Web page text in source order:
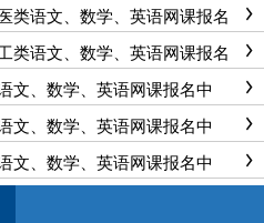
类语文、数学、英语网课报名
类语文、数学、英语网课报名
文、数学、英语网课报名中
文、数学、英语网课报名中
文、数学、英语网课报名中